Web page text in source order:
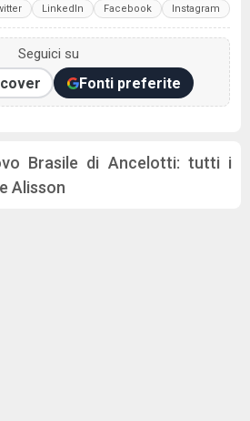
LinkedIn Facebook Instagram
Seguici su
Fonti preferite
Brasile di Ancelotti: tutti i
Alisson